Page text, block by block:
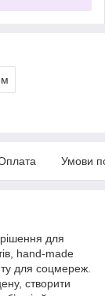
Умови
для
hand-made
для соцмереж.
створити